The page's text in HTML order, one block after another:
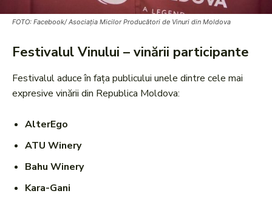
FOTO: Facebook/ Asociația Micilor Producători de Vinuri din Moldova
Festivalul Vinului – vinării participante
Festivalul aduce în fața publicului unele dintre cele mai
expresive vinării din Republica Moldova:
AlterEgo
ATU Winery
Bahu Winery
Kara-Gani